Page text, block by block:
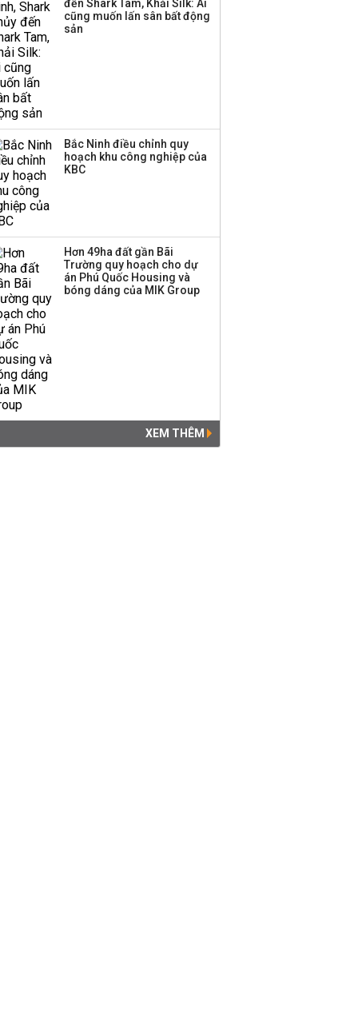
Thị trường thường
đến Shark Tam, Khải Silk: Ai
cũng muốn lấn sân bất động
sản
Bắc Ninh điều chỉnh quy
hoạch khu công nghiệp của
KBC
Hơn 49ha đất gần Bãi
Trường quy hoạch cho dự
án Phú Quốc Housing và
bóng dáng của MIK Group
XEM THÊM